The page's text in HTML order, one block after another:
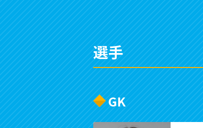
選手
GK